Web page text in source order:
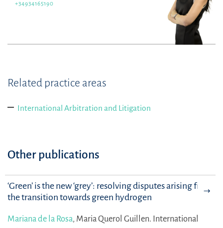
+34934165190
Related practice areas
International Arbitration and Litigation
Other publications
‘Green’ is the new ‘grey’: resolving disputes arising from
the transition towards green hydrogen
Mariana de la Rosa, Maria Querol Guillen. International